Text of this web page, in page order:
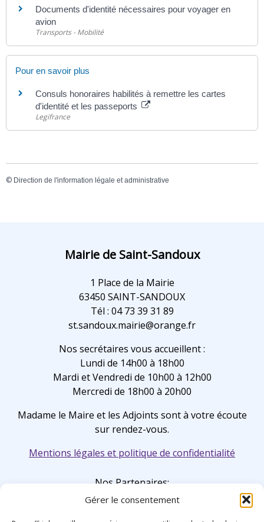
Gérer le consentement
Documents d'identité nécessaires pour voyager en
avion
Transports - Mobilité
Pour en savoir plus
Consuls honoraires habilités à remettre les cartes
d'identité et les passeports
Legifrance
© Direction de l'information légale et administrative
Mairie de Saint-Sandoux
1 Place de la Mairie
63450 SAINT-SANDOUX
Tél : 04 73 39 31 89
st.sandoux.mairie@orange.fr
Nos secrétaires vous accueillent :
Lundi de 14h00 à 18h00
Mardi et Vendredi de 10h00 à 12h00
Mercredi de 18h00 à 20h00
Madame le Maire et les Adjoints sont à votre écoute
sur rendez-vous.
Mentions légales et politique de confidentialité
Nos Partenaires: